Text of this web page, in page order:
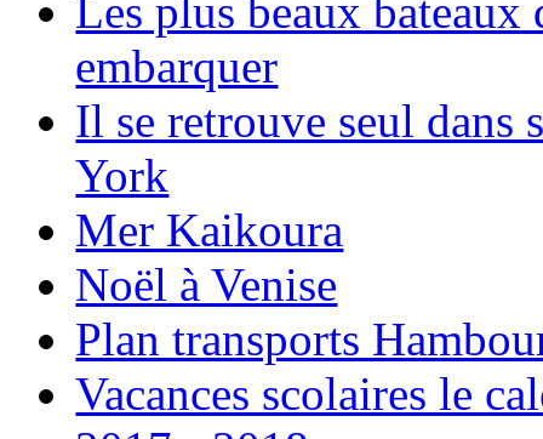
Les plus beaux bateaux
embarquer
Il se retrouve seul dans
York
Mer Kaikoura
Noël à Venise
Plan transports
Vacances scolaires le